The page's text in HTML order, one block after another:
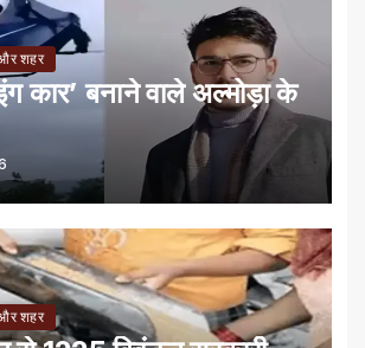
शहर
कार’ बनाने वाले अल्मोड़ा के
शहर